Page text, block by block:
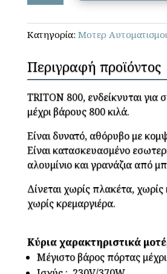
TRITON
800
(ΣΚΕΤΟ)
Κατηγορία: Μοτερ Αυτοματισμοι
Περιγραφή προϊόντος
TRITON 800, ενδείκνυται για
μέχρι βάρους 800 κιλά.
Είναι δυνατό, αθόρυβο με
Είναι κατασκευασμένο
αλουμίνιο και γρανάζια από
Δίνεται χωρίς πλακέτα, χωρίς
χωρίς κρεμαργιέρα.
Κύρια χαρακτηριστικά
Μέγιστο βάρος πόρτας